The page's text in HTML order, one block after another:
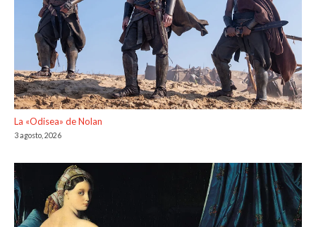
La «Odisea» de Nolan
3 agosto, 2026